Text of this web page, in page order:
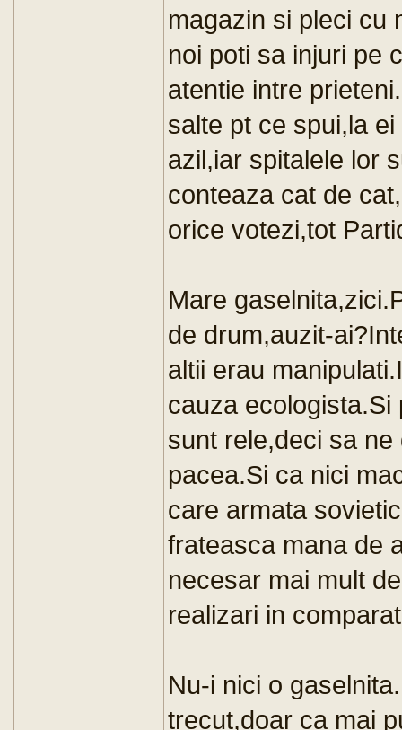
magazin si pleci cu
noi poti sa injuri pe
atentie intre
salte pt ce spui,la
azil,iar spitalele lor
conteaza cat de
orice votezi,tot
Mare
de drum,auzit-
altii erau
cauza ecologista.Si
sunt rele,deci sa
pacea.Si ca nici
care armata
frateasca mana de
necesar mai mult
realizari in
Nu-i nici o
trecut,doar ca mai